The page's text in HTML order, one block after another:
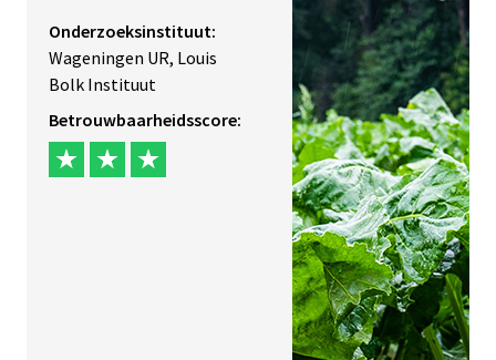
Onderzoeksinstituut:
Wageningen UR, Louis
Bolk Instituut
Betrouwbaarheidsscore: